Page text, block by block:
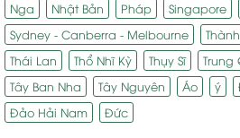
Nga Nhật Bản Pháp Singapore
Sydney - Canberra - Melbourne
Thái Lan
Thổ Nhĩ Kỳ Thụy Sĩ Trung
Tây Ban Nha
Tây Nguyên Áo ý
Đảo Hải Nam
Đức